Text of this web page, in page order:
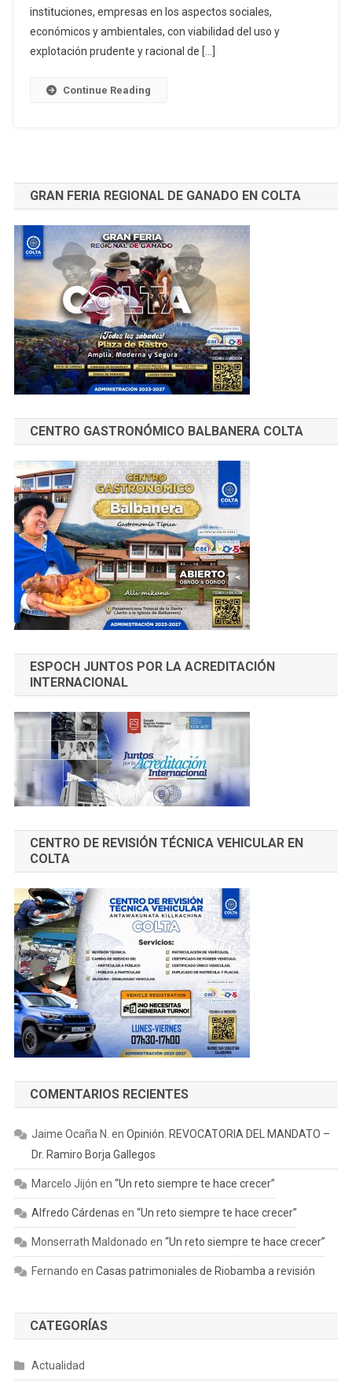
SOSTENIBILIDAD
A
FUTURO
instituciones, empresas en los aspectos sociales,
económicos y ambientales, con viabilidad del uso y
explotación prudente y racional de […]
Continue Reading
GRAN FERIA REGIONAL DE GANADO EN COLTA
CENTRO GASTRONÓMICO BALBANERA COLTA
ESPOCH JUNTOS POR LA ACREDITACIÓN
INTERNACIONAL
CENTRO DE REVISIÓN TÉCNICA VEHICULAR EN
COLTA
COMENTARIOS RECIENTES
Jaime Ocaña N. en Opinión. REVOCATORIA DEL MANDATO –
Dr. Ramiro Borja Gallegos
Marcelo Jijón en “Un reto siempre te hace crecer”
Alfredo Cárdenas en “Un reto siempre te hace crecer”
Monserrath Maldonado en “Un reto siempre te hace crecer”
Fernando en Casas patrimoniales de Riobamba a revisión
CATEGORÍAS
Actualidad